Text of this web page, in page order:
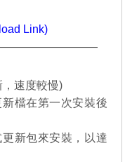
Link)
，速度較慢)
檔在第一次安裝後
新包來安裝，以達